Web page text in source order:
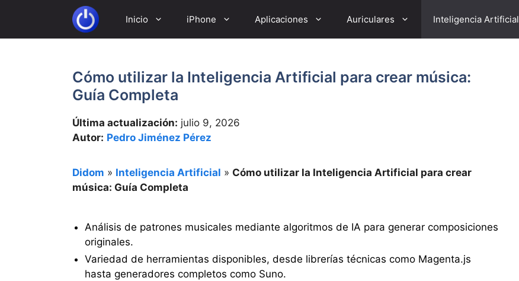
contenido
Inicio iPhone Aplicaciones Auriculares Inteligencia Artificial
Cómo utilizar la Inteligencia Artificial para crear música:
Guía Completa
Última actualización: julio 9, 2026
Autor: Pedro Jiménez Pérez
Didom » Inteligencia Artificial » Cómo utilizar la Inteligencia Artificial para crear
música: Guía Completa
Análisis de patrones musicales mediante algoritmos de IA para generar composiciones
originales.
Variedad de herramientas disponibles, desde librerías técnicas como Magenta.js
hasta generadores completos como Suno.